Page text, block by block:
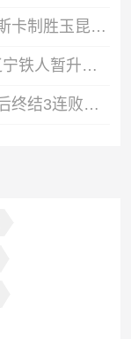
6轮不胜！蓉城0-1客负玉昆奥斯卡制胜玉昆暂第三蓉城全场1射正
笑傲德比！大连英博1-0双杀辽宁铁人暂升第2斯坦丘远射制胜
申花1-0送海牛5连败申花换帅后终结3连败阿苏埃助攻徐皓阳制胜